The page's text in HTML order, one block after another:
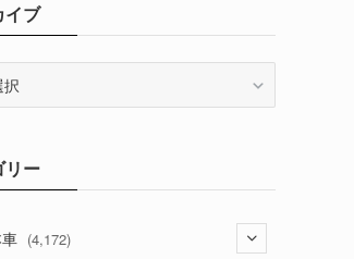
イブ
リー
(4,172)